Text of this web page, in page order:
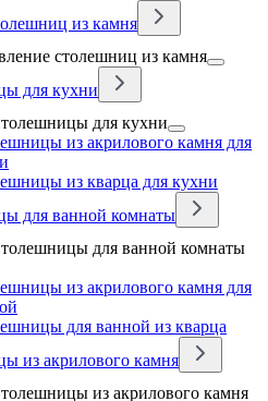
из камня
столешниц из камня
для кухни
для кухни
из акрилового камня для
из кварца для кухни
для ванной комнаты
для ванной комнаты
из акрилового камня для
для ванной из кварца
из акрилового камня
из акрилового камня